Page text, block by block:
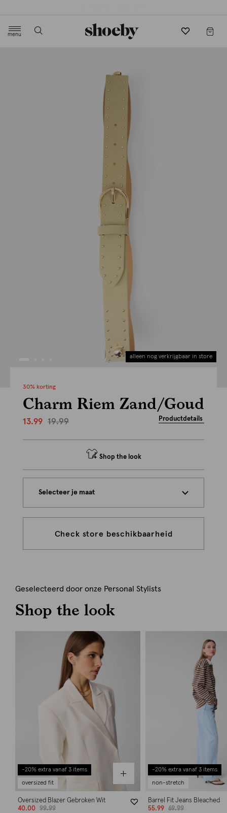
menu
alleen nog verkrijgbaar in store
30% korting
Charm Riem Zand/Goud
13.99 19.99 Productdetails
Shop the look
Selecteer je maat
Check store beschikbaarheid
Geselecteerd door onze Personal Stylists
Shop the look
-20% extra vanaf 3 items
oversized fit
Oversized Blazer Gebroken Wit
40.00
99.99
-20% extra vanaf 3 items
non-stretch
Barrel Fit Jeans Bleached
55.99
69.99